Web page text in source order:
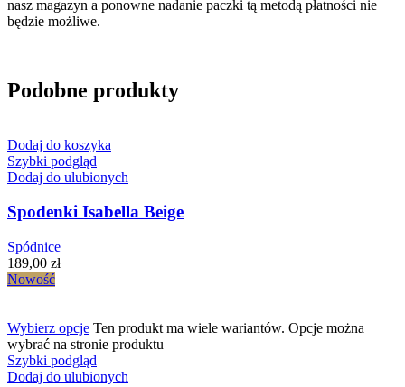
nasz magazyn a ponowne nadanie paczki tą metodą płatności nie
będzie możliwe.
Podobne produkty
Dodaj do koszyka
Szybki podgląd
Dodaj do ulubionych
Spodenki Isabella Beige
Spódnice
189,00 zł
Nowość
Wybierz opcje Ten produkt ma wiele wariantów. Opcje można
wybrać na stronie produktu
Szybki podgląd
Dodaj do ulubionych